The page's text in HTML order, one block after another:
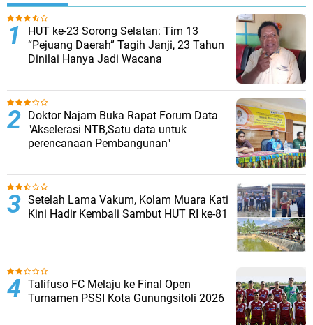
HUT ke-23 Sorong Selatan: Tim 13
“Pejuang Daerah” Tagih Janji, 23 Tahun
Dinilai Hanya Jadi Wacana
Doktor Najam Buka Rapat Forum Data
"Akselerasi NTB,Satu data untuk
perencanaan Pembangunan"
Setelah Lama Vakum, Kolam Muara Kati
Kini Hadir Kembali Sambut HUT RI ke-81
Talifuso FC Melaju ke Final Open
Turnamen PSSI Kota Gunungsitoli 2026